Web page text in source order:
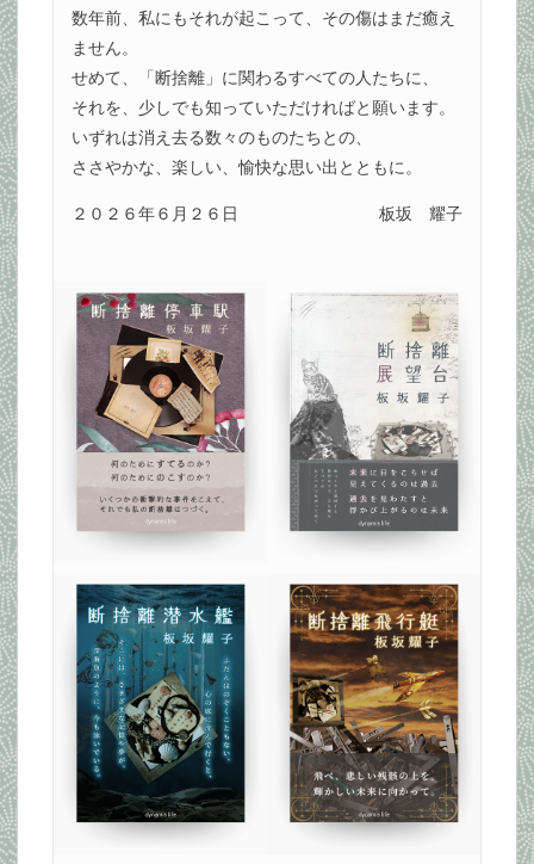
数年前、私にもそれが起こって、その傷はまだ癒え
ません。
せめて、「断捨離」に関わるすべての人たちに、
それを、少しでも知っていただければと願います。
いずれは消え去る数々のものたちとの、
ささやかな、楽しい、愉快な思い出とともに。
２０２６年６月２６日 板坂 耀子